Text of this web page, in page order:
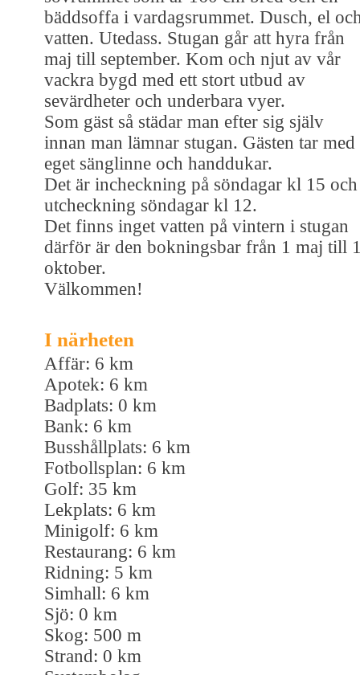
bäddsoffa i vardagsrummet. Dusch, el
vatten. Utedass. Stugan går att hyra från
maj till september. Kom och njut av vår
vackra bygd med ett stort utbud av
sevärdheter och underbara vyer.
Som gäst så städar man efter sig själv
innan man lämnar stugan. Gästen tar med
eget sänglinne och handdukar.
Det är incheckning på söndagar kl 15 och
utcheckning söndagar kl 12.
Det finns inget vatten på vintern i stugan
därför är den bokningsbar från 1 maj till
oktober.
Välkommen!
I närheten
Affär: 6 km
Apotek: 6 km
Badplats: 0 km
Bank: 6 km
Busshållplats: 6 km
Fotbollsplan: 6 km
Golf: 35 km
Lekplats: 6 km
Minigolf: 6 km
Restaurang: 6 km
Ridning: 5 km
Simhall: 6 km
Sjö: 0 km
Skog: 500 m
Strand: 0 km